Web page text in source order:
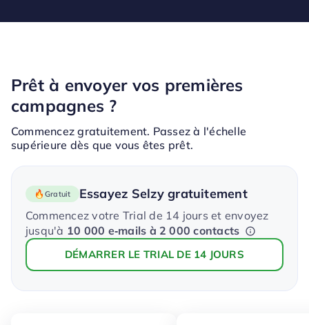
Prêt à envoyer vos premières
campagnes ?
Commencez gratuitement. Passez à l'échelle
supérieure dès que vous êtes prêt.
Essayez Selzy gratuitement
Gratuit
Commencez votre Trial de 14 jours et envoyez
jusqu'à 10 000 e‑mails à 2 000 contacts
DÉMARRER LE TRIAL DE 14 JOURS